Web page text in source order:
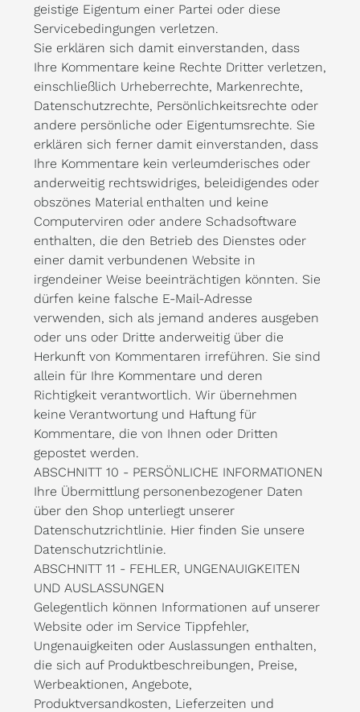
geistige Eigentum einer Partei oder diese
Servicebedingungen verletzen.
Sie erklären sich damit einverstanden, dass
Ihre Kommentare keine Rechte Dritter verletzen,
einschließlich Urheberrechte, Markenrechte,
Datenschutzrechte, Persönlichkeitsrechte oder
andere persönliche oder Eigentumsrechte. Sie
erklären sich ferner damit einverstanden, dass
Ihre Kommentare kein verleumderisches oder
anderweitig rechtswidriges, beleidigendes oder
obszönes Material enthalten und keine
Computerviren oder andere Schadsoftware
enthalten, die den Betrieb des Dienstes oder
einer damit verbundenen Website in
irgendeiner Weise beeinträchtigen könnten. Sie
dürfen keine falsche E-Mail-Adresse
verwenden, sich als jemand anderes ausgeben
oder uns oder Dritte anderweitig über die
Herkunft von Kommentaren irreführen. Sie sind
allein für Ihre Kommentare und deren
Richtigkeit verantwortlich. Wir übernehmen
keine Verantwortung und Haftung für
Kommentare, die von Ihnen oder Dritten
gepostet werden.
ABSCHNITT 10 - PERSÖNLICHE INFORMATIONEN
Ihre Übermittlung personenbezogener Daten
über den Shop unterliegt unserer
Datenschutzrichtlinie. Hier finden Sie unsere
Datenschutzrichtlinie.
ABSCHNITT 11 - FEHLER, UNGENAUIGKEITEN
UND AUSLASSUNGEN
Gelegentlich können Informationen auf unserer
Website oder im Service Tippfehler,
Ungenauigkeiten oder Auslassungen enthalten,
die sich auf Produktbeschreibungen, Preise,
Werbeaktionen, Angebote,
Produktversandkosten, Lieferzeiten und